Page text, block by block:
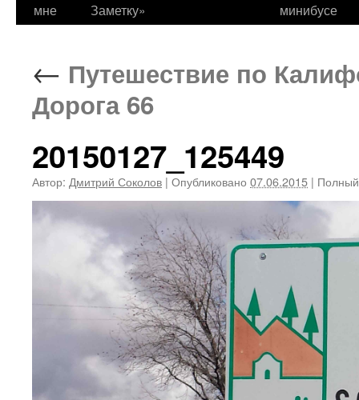
мне
Заметку»
минибусе
← Путешествие по
Дорога 66
20150127_125449
Автор: Дмитрий Соколов | Опубликовано 07.06.2015 |